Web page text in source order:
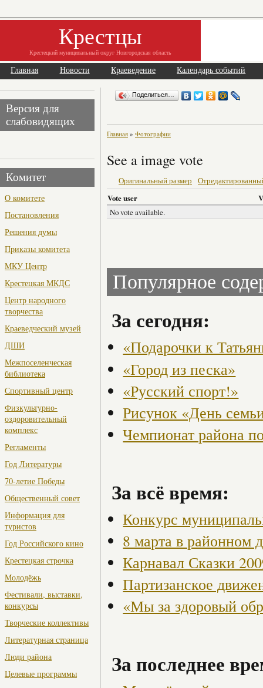
Крестцы
Крестецкий муниципальный округ Новгородская область
Главная Новости Краеведение Календарь событий
Версия для
слабовидящих
Комитет
О комитете
Постановления
Решения думы
Приказы комитета
МКУ Центр
Крестецкая МКДС
Центр народного
творчества
Краеведческий музей
ДШИ
Межпоселенческая
библиотека
Спортивный центр
Физкультурно-
оздоровительный
комплекс
Регламенты
Год Литературы
70-летие Победы
Общественный совет
Информация для
туристов
Год Российского кино
Крестецкая строчка
Молодёжь
Фестивали, выставки,
конкурсы
Творческие коллективы
Литературная страница
Люди района
Целевые программы
Поделиться…
Главная » Фотографии
See a image vote
Оригинальный размер
Vote user
No vote available.
Популярное
За сегодня:
«Подарочки к
«Город из песка»
«Русский спорт!»
Рисунок «День
Чемпионат района
За всё время:
Конкурс
8 марта в районном
Карнавал Сказки
Партизанское
«Мы за здоровый
За последнее